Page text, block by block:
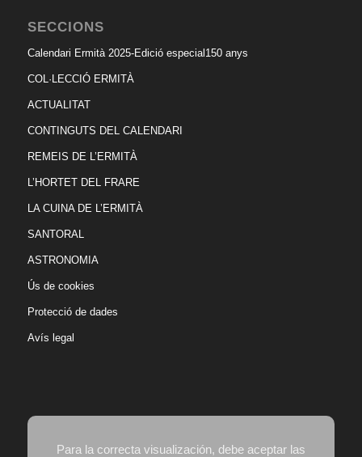
SECCIONS
Calendari Ermità 2025-Edició especial150 anys
COL·LECCIÓ ERMITÀ
ACTUALITAT
CONTINGUTS DEL CALENDARI
REMEIS DE L’ERMITÀ
L’HORTET DEL FRARE
LA CUINA DE L’ERMITÀ
SANTORAL
ASTRONOMIA
Ús de cookies
Protecció de dades
Avís legal
Para la correcta visualización, debe aceptar las